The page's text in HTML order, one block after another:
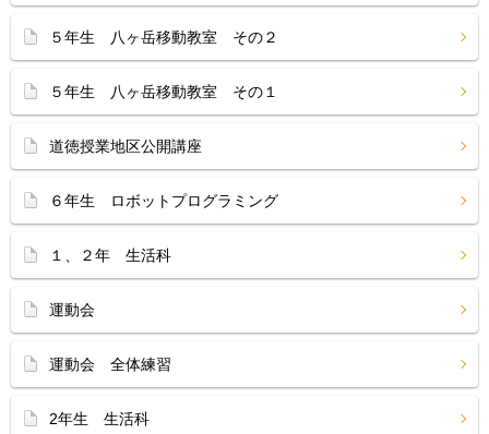
５年生 八ヶ岳移動教室 その２
５年生 八ヶ岳移動教室 その１
道徳授業地区公開講座
６年生 ロボットプログラミング
１、２年 生活科
運動会
運動会 全体練習
2年生 生活科